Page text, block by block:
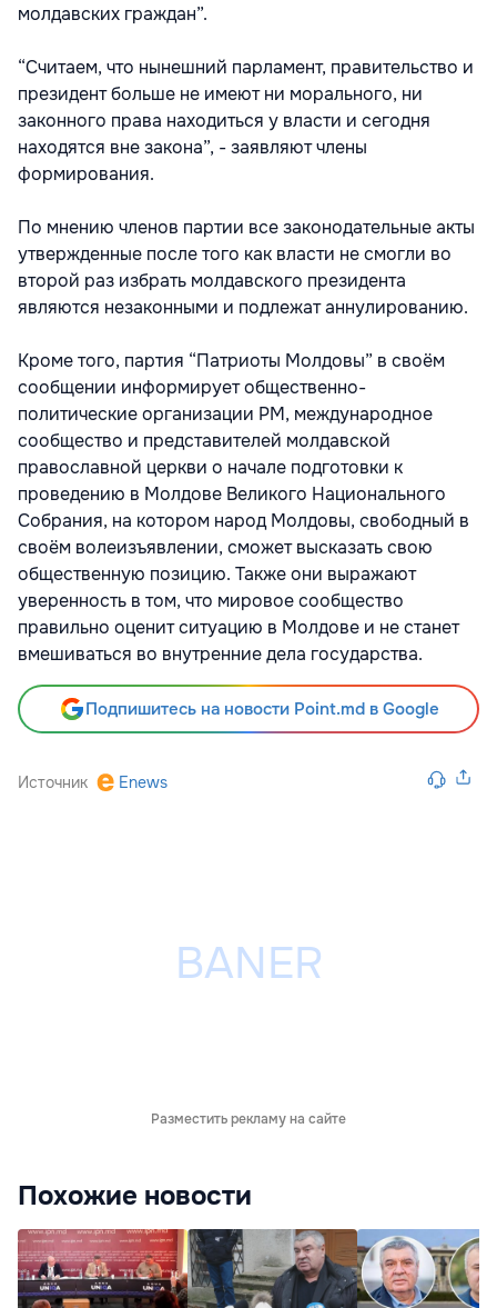
молдавских граждан”.
“Cчитаем, что нынешний парламент, правительство и
президент больше не имеют ни морального, ни
законного права находиться у власти и сегодня
находятся вне закона”, - заявляют члены
формирования.
По мнению членов партии все законодательные акты
утвержденные после того как власти не смогли во
второй раз избрать молдавского президента
являются незаконными и подлежат аннулированию.
Кроме того, партия “Патриоты Молдовы” в своём
сообщении информирует общественно-
политические организации РМ, международное
сообщество и представителей молдавской
православной церкви о начале подготовки к
проведению в Молдове Великого Национального
Собрания, на котором народ Молдовы, свободный в
своём волеизъявлении, сможет высказать свою
общественную позицию. Также они выражают
уверенность в том, что мировое сообщество
правильно оценит ситуацию в Молдове и не станет
вмешиваться во внутренние дела государства.
Подпишитесь на новости Point.md в Google
Источник Enews
Разместить рекламу на сайте
Похожие новости